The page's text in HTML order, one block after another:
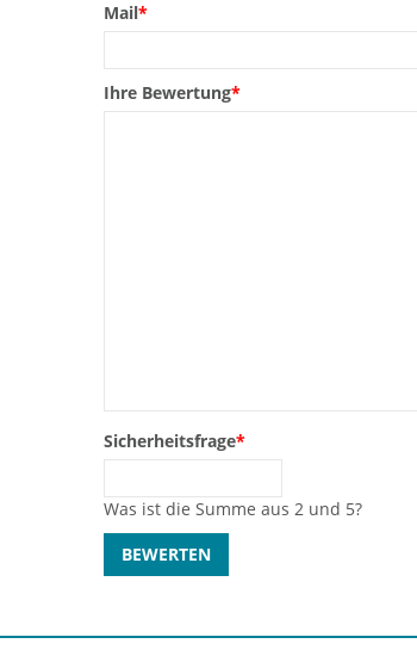
Mail*
Ihre Bewertung*
Sicherheitsfrage*
Was ist die Summe aus 2 und 5?